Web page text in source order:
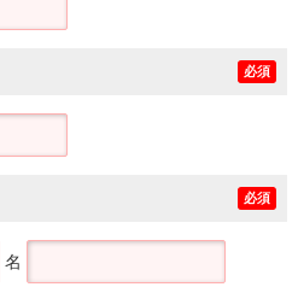
必須
必須
名